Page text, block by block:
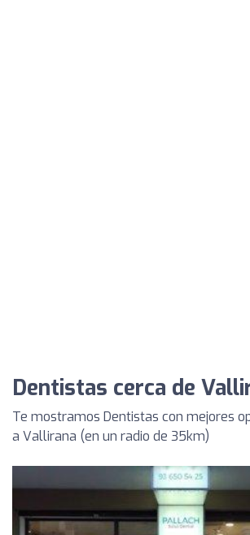
Dentistas cerca de
Te mostramos Dentistas con mejores
a Vallirana (en un radio de 35km)